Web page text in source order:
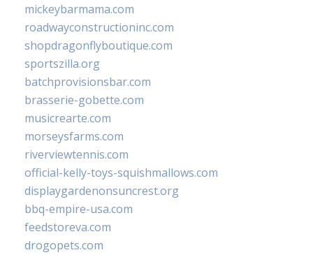
mickeybarmama.com
roadwayconstructioninc.com
shopdragonflyboutique.com
sportszilla.org
batchprovisionsbar.com
brasserie-gobette.com
musicrearte.com
morseysfarms.com
riverviewtennis.com
official-kelly-toys-squishmallows.com
displaygardenonsuncrest.org
bbq-empire-usa.com
feedstoreva.com
drogopets.com